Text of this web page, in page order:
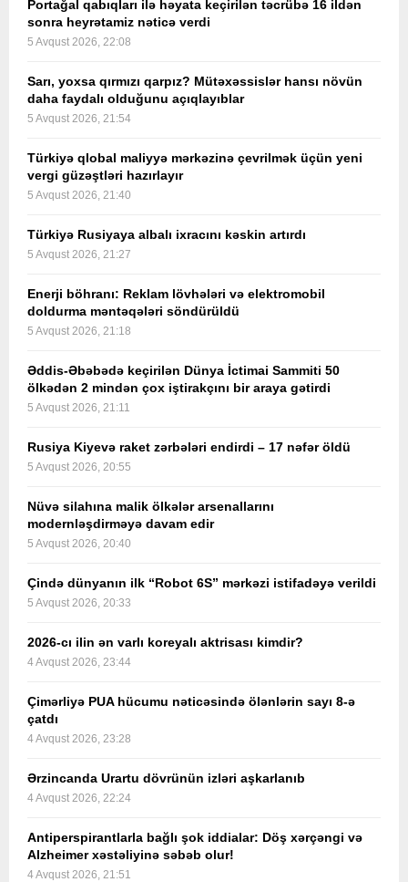
Portağal qabıqları ilə həyata keçirilən təcrübə 16 ildən
sonra heyrətamiz nəticə verdi
5 Avqust 2026, 22:08
Sarı, yoxsa qırmızı qarpız? Mütəxəssislər hansı növün
daha faydalı olduğunu açıqlayıblar
5 Avqust 2026, 21:54
Türkiyə qlobal maliyyə mərkəzinə çevrilmək üçün yeni
vergi güzəştləri hazırlayır
5 Avqust 2026, 21:40
Türkiyə Rusiyaya albalı ixracını kəskin artırdı
5 Avqust 2026, 21:27
Enerji böhranı: Reklam lövhələri və elektromobil
doldurma məntəqələri söndürüldü
5 Avqust 2026, 21:18
Əddis-Əbəbədə keçirilən Dünya İctimai Sammiti 50
ölkədən 2 mindən çox iştirakçını bir araya gətirdi
5 Avqust 2026, 21:11
Rusiya Kiyevə raket zərbələri endirdi – 17 nəfər öldü
5 Avqust 2026, 20:55
Nüvə silahına malik ölkələr arsenallarını
modernləşdirməyə davam edir
5 Avqust 2026, 20:40
Çində dünyanın ilk “Robot 6S” mərkəzi istifadəyə verildi
5 Avqust 2026, 20:33
2026-cı ilin ən varlı koreyalı aktrisası kimdir?
4 Avqust 2026, 23:44
Çimərliyə PUA hücumu nəticəsində ölənlərin sayı 8-ə
çatdı
4 Avqust 2026, 23:28
Ərzincanda Urartu dövrünün izləri aşkarlanıb
4 Avqust 2026, 22:24
Antiperspirantlarla bağlı şok iddialar: Döş xərçəngi və
Alzheimer xəstəliyinə səbəb olur!
4 Avqust 2026, 21:51